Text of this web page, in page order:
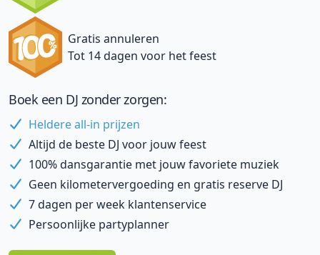
Gratis annuleren
Tot 14 dagen voor het feest
Boek een DJ zonder zorgen:
Heldere all-in prijzen
Altijd de beste DJ voor jouw feest
100% dansgarantie met jouw favoriete muziek
Geen kilometervergoeding en gratis reserve DJ
7 dagen per week klantenservice
Persoonlijke partyplanner